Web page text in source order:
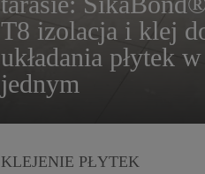
T8 izolacja i klej
układania płytek w
jednym
KLEJENIE PŁYTEK